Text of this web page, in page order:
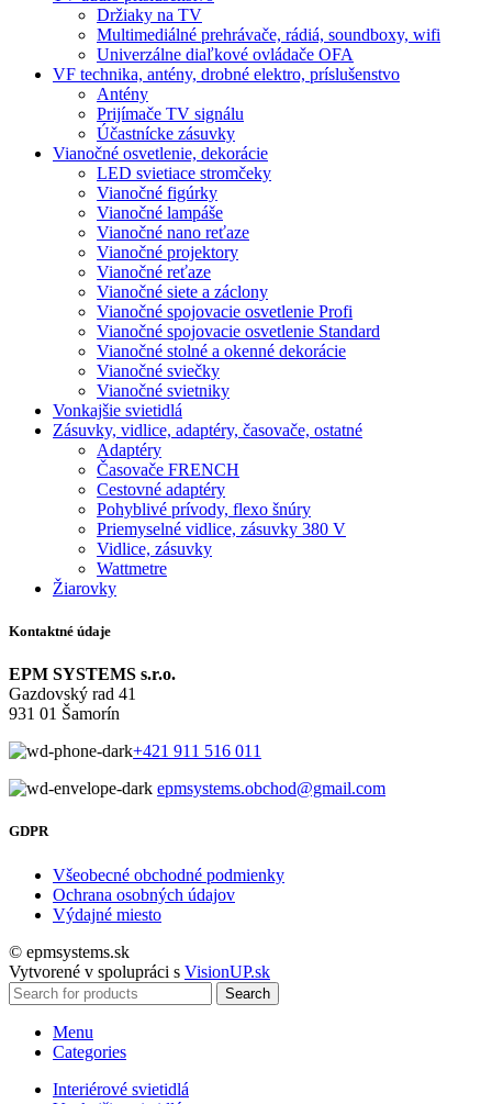
Držiaky na TV
Multimediálné prehrávače, rádiá, soundboxy, wifi
Univerzálne diaľkové ovládače OFA
VF technika, antény, drobné elektro, príslušenstvo
Antény
Prijímače TV signálu
Účastnícke zásuvky
Vianočné osvetlenie, dekorácie
LED svietiace stromčeky
Vianočné figúrky
Vianočné lampáše
Vianočné nano reťaze
Vianočné projektory
Vianočné reťaze
Vianočné siete a záclony
Vianočné spojovacie osvetlenie Profi
Vianočné spojovacie osvetlenie Standard
Vianočné stolné a okenné dekorácie
Vianočné sviečky
Vianočné svietniky
Vonkajšie svietidlá
Zásuvky, vidlice, adaptéry, časovače, ostatné
Adaptéry
Časovače FRENCH
Cestovné adaptéry
Pohyblivé prívody, flexo šnúry
Priemyselné vidlice, zásuvky 380 V
Vidlice, zásuvky
Wattmetre
Žiarovky
Kontaktné údaje
EPM SYSTEMS s.r.o.
Gazdovský rad 41
931 01 Šamorín
+421 911 516 011
epmsystems.obchod@gmail.com
GDPR
Všeobecné obchodné podmienky
Ochrana osobných údajov
Výdajné miesto
© epmsystems.sk
Vytvorené v spolupráci s VisionUP.sk
Search
Menu
Categories
Interiérové svietidlá